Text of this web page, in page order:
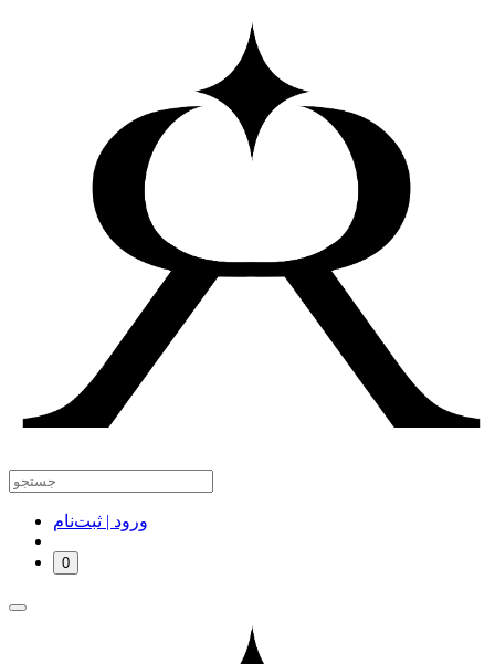
ورود | ثبت‌نام
0